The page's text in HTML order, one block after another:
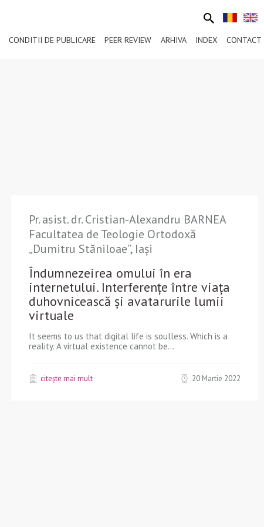
CONDITII DE PUBLICARE PEER REVIEW ARHIVA INDEX CONTACT
Pr. asist. dr. Cristian-Alexandru BARNEA
Facultatea de Teologie Ortodoxă
„Dumitru Stăniloae”, Iași
Îndumnezeirea omului în era
internetului. Interferențe între viața
duhovnicească și avatarurile lumii
virtuale
It seems to us that digital life is soulless. Which is a
reality. A virtual existence cannot be...
citește mai mult 20 Martie 2022